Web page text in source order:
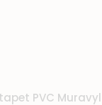
PVC Muravyl